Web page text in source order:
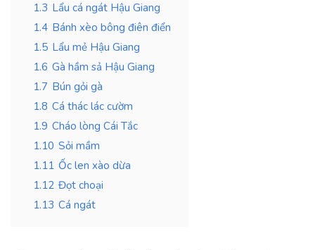
1.3 Lẩu cá ngát Hậu Giang
1.4 Bánh xèo bông điên điển
1.5 Lẩu mẻ Hậu Giang
1.6 Gà hầm sả Hậu Giang
1.7 Bún gỏi gà
1.8 Cá thác lác cườm
1.9 Cháo lòng Cái Tắc
1.10 Sỏi mầm
1.11 Ốc len xào dừa
1.12 Đọt choại
1.13 Cá ngát